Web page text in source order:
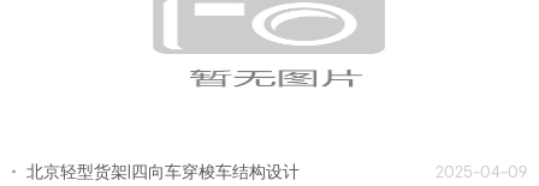
北京轻型货架|四向车穿梭车结构设计
2025-04-09